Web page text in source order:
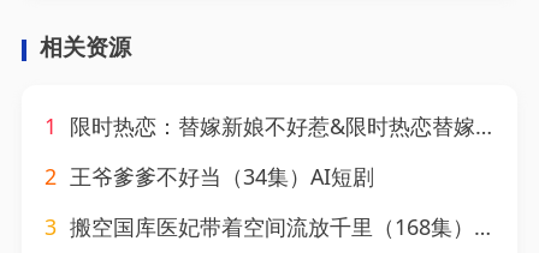
相关资源
1
限时热恋：替嫁新娘不好惹&限时热恋替嫁新娘不好惹（75集）AI短剧
2 王爷爹爹不好当（34集）AI短剧
3 搬空国库医妃带着空间流放千里（168集）AI短剧